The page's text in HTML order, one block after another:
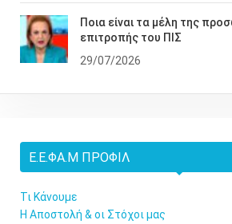
Ποια είναι τα μέλη της
επιτροπής του ΠΙΣ
29/07/2026
Ε.Ε.ΦΑ.Μ ΠΡΟΦΊΛ
Τι Κάνουμε
Η Αποστολή & οι Στόχοι μας